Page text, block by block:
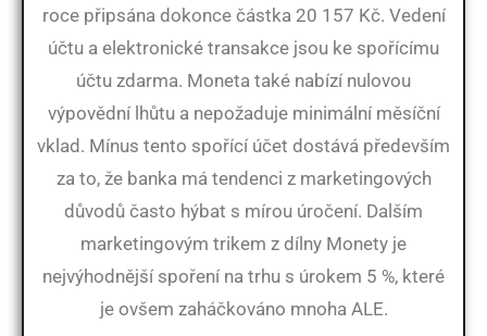
roce připsána dokonce částka 20 157 Kč. Vedení
účtu a elektronické transakce jsou ke spořícímu
účtu zdarma. Moneta také nabízí nulovou
výpovědní lhůtu a nepožaduje minimální měsíční
vklad. Mínus tento spořící účet dostává především
za to, že banka má tendenci z marketingových
důvodů často hýbat s mírou úročení. Dalším
marketingovým trikem z dílny Monety je
nejvýhodnější spoření na trhu s úrokem 5 %, které
je ovšem zaháčkováno mnoha ALE.